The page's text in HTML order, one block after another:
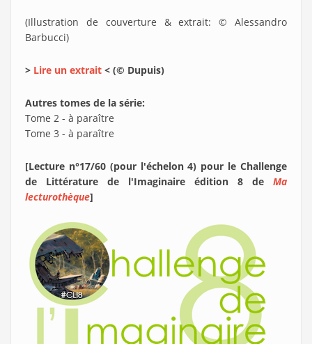
(Illustration de couverture & extrait: © Alessandro
Barbucci)
> Lire un extrait < (© Dupuis)
Autres tomes de la série:
Tome 2 - à paraître
Tome 3 - à paraître
[Lecture n°17/60 (pour l'échelon 4) pour le Challenge
de Littérature de l'Imaginaire édition 8 de Ma
lecturothèque]